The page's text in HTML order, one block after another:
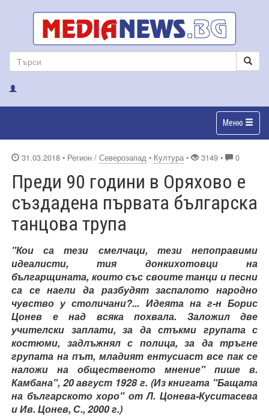
Меню
31.03.2018 • Регион / Северозапад • Култура • 3149 • 0
Преди 90 години в Оряхово е
създадена първата българска
танцова трупа
"Кои са тези смелчаци, тези непоправими
идеалисти, тия донкихотовци на
българщината, които със своите танци и песни
са се наели да разбудят заспалото народно
чувство у столичани?... Идеята на г-н Борис
Цонев е над всяка похвала. Заложил две
учителски заплати, за да стъкми групата с
костюми, задлъжнял с полица, за да тръгне
групата на път, младият ентусиаст все пак се
наложи на общественото мнение" пише в.
Камбана", 20 август 1928 г. (Из книгата "Бащата
на българското хоро" от Л. Цонева-Куситасева
и Ив. Цонев, С., 2000 г.)